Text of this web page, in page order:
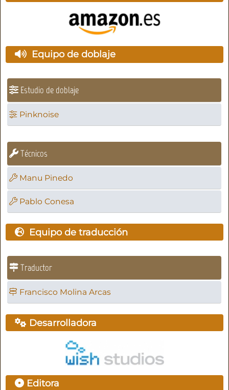
Equipo de doblaje
Estudio de doblaje
Pinknoise
Técnicos
Manu Pinedo
Pablo Conesa
Equipo de traducción
Traductor
Francisco Molina Arcas
Desarrolladora
Editora